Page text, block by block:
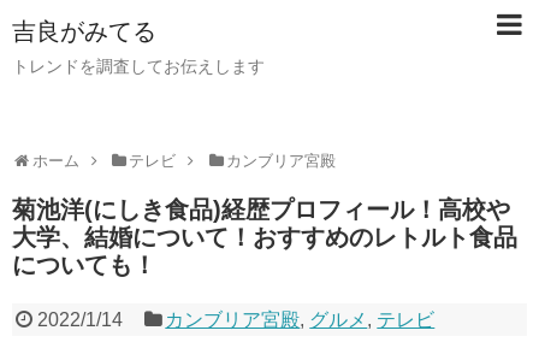
吉良がみてる
トレンドを調査してお伝えします
ホーム テレビ カンブリア宮殿
菊池洋(にしき食品)経歴プロフィール！高校や
大学、結婚について！おすすめのレトルト食品
についても！
2022/1/14 カンブリア宮殿, グルメ , テレビ